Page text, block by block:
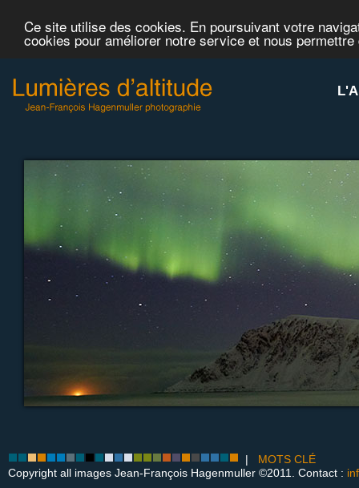
Ce site utilise des cookies. En poursuivant votre
cookies pour améliorer notre service et nous
| MOTS CLÉ
Copyright all images Jean-François Hagenmuller ©2011. Contact :